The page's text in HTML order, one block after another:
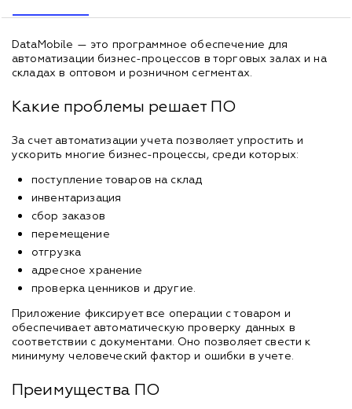
DataMobile — это программное обеспечение для
автоматизации бизнес-процессов в торговых залах и на
складах в оптовом и розничном сегментах.
Какие проблемы решает ПО
За счет автоматизации учета позволяет упростить и
ускорить многие бизнес-процессы, среди которых:
поступление товаров на склад
инвентаризация
сбор заказов
перемещение
отгрузка
адресное хранение
проверка ценников и другие.
Приложение фиксирует все операции с товаром и
обеспечивает автоматическую проверку данных в
соответствии с документами. Оно позволяет свести к
минимуму человеческий фактор и ошибки в учете.
Преимущества ПО